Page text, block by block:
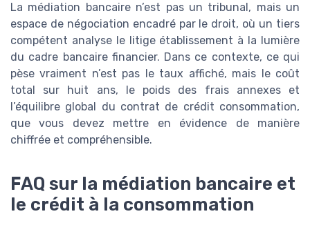
La médiation bancaire n’est pas un tribunal, mais un
espace de négociation encadré par le droit, où un tiers
compétent analyse le litige établissement à la lumière
du cadre bancaire financier. Dans ce contexte, ce qui
pèse vraiment n’est pas le taux affiché, mais le coût
total sur huit ans, le poids des frais annexes et
l’équilibre global du contrat de crédit consommation,
que vous devez mettre en évidence de manière
chiffrée et compréhensible.
FAQ sur la médiation bancaire et
le crédit à la consommation